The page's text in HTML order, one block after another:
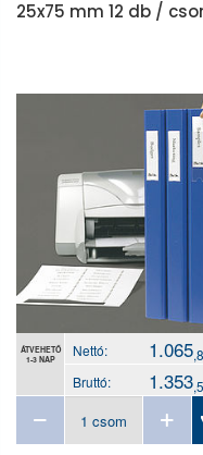
25x75 mm 12 db /
ÁTVEHETŐ
1-3 NAP
Nettó: 1.065
Bruttó: 1.353